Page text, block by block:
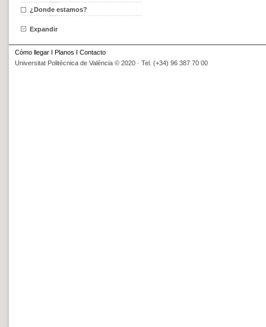
¿Donde estamos?
Expandir
Cómo llegar I Planos I Contacto
Universitat Politècnica de València © 2020 · Tel. (+34) 96 387 70 00